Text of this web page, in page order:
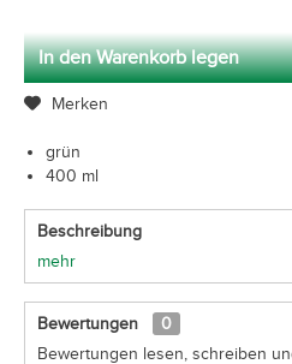
In den Warenkorb legen
Merken
grün
400 ml
Beschreibung
mehr
Bewertungen
0
Bewertungen lesen, schreiben